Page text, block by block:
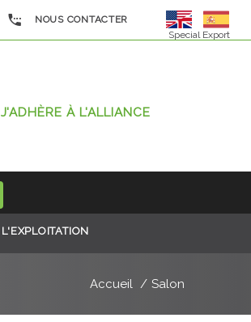
NOUS CONTACTER
Special Export
J'ADHÈRE À L'ALLIANCE
L'EXPLOITATION
Accueil Salon